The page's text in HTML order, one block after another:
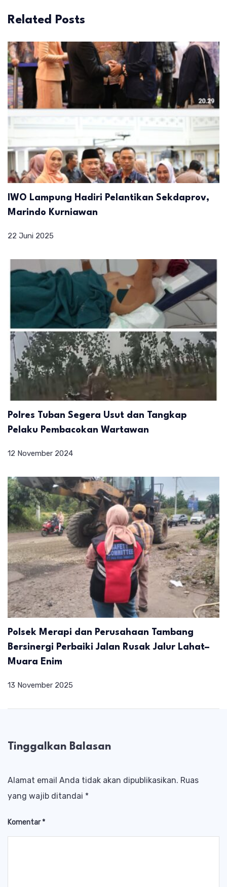
Related Posts
IWO Lampung Hadiri Pelantikan Sekdaprov,
Marindo Kurniawan
22 Juni 2025
Polres Tuban Segera Usut dan Tangkap
Pelaku Pembacokan Wartawan
12 November 2024
Polsek Merapi dan Perusahaan Tambang
Bersinergi Perbaiki Jalan Rusak Jalur Lahat–
Muara Enim
13 November 2025
Tinggalkan Balasan
Alamat email Anda tidak akan dipublikasikan. Ruas
yang wajib ditandai *
Komentar*